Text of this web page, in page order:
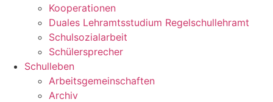
Kooperationen
Duales Lehramtsstudium Regelschullehramt
Schulsozialarbeit
Schülersprecher
Schulleben
Arbeitsgemeinschaften
Archiv